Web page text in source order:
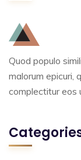
Quod populo
malorum epicuri,
complectitur eos